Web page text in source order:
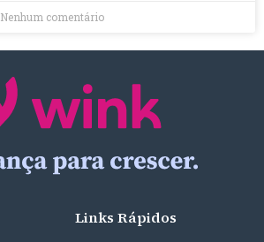
Nenhum comentário
Links Rápidos